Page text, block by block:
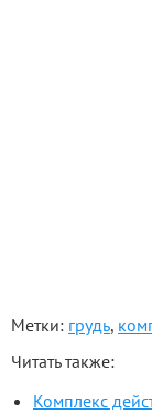
Метки: грудь,
Читать также:
Комплекс